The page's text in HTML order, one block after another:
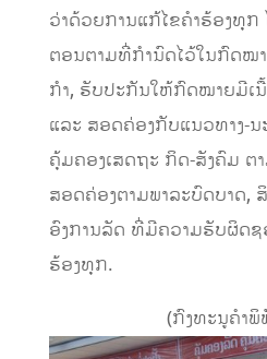
ວ່າດ້ວຍການແກ້ໄຂຄຳຮ້ອງທຸກ
ຕອນຕາມທີ່ກຳນົດໄວ້ໃນກົດໝ
ກຳ, ຮັບປະກັນໃຫ້ກົດໝາຍມີເ
ແລະ ສອດຄ່ອງກັບແນວທາງ-ນ
ຄຸ້ມຄອງເສດຖະ ກິດ-ສັງຄົມ ຕ
ສອດຄ່ອງຕາມພາລະບົດບາດ,
ອົງການລັດ ທີ່ມີຄວາມຮັບຜິດຊ
ຮ້ອງທຸກ.
(ກົງທະນູຄຳພິ